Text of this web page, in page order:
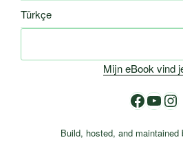
Türkçe
Mijn eBook vind
Build, hosted, and maintained